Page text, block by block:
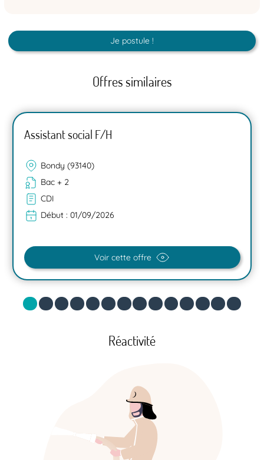
Je postule !
Offres similaires
Assistant social F/H
Bondy (93140)
Bac + 2
CDI
Début : 01/09/2026
Voir cette offre
Réactivité